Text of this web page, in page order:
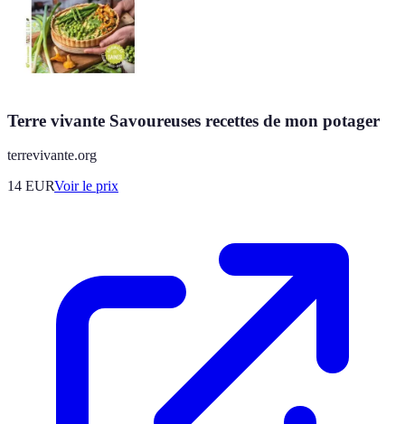
Terre vivante Savoureuses recettes de mon potager
terrevivante.org
14 EURVoir le prix